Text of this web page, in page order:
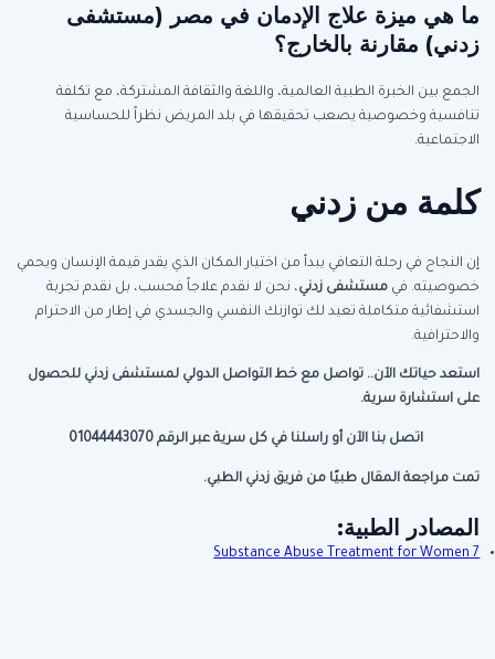
ما هي ميزة علاج الإدمان في مصر (مستشفى
زدني) مقارنة بالخارج؟
الجمع بين الخبرة الطبية العالمية، واللغة والثقافة المشتركة، مع تكلفة
تنافسية وخصوصية يصعب تحقيقها في بلد المريض نظراً للحساسية
الاجتماعية.
كلمة من زدني
إن النجاح في رحلة التعافي يبدأ من اختيار المكان الذي يقدر قيمة الإنسان ويحمي
خصوصيته. في مستشفى زدني، نحن لا نقدم علاجاً فحسب، بل نقدم تجربة
استشفائية متكاملة تعيد لك توازنك النفسي والجسدي في إطار من الاحترام
والاحترافية.
استعد حياتك الآن.. تواصل مع خط التواصل الدولي لمستشفى زدني للحصول
على استشارة سرية.
اتصل بنا الآن أو راسلنا في كل سرية عبر الرقم 01044443070
تمت مراجعة المقال طبيًا من فريق زدني الطبي.
المصادر الطبية:
7 Substance Abuse Treatment for Women